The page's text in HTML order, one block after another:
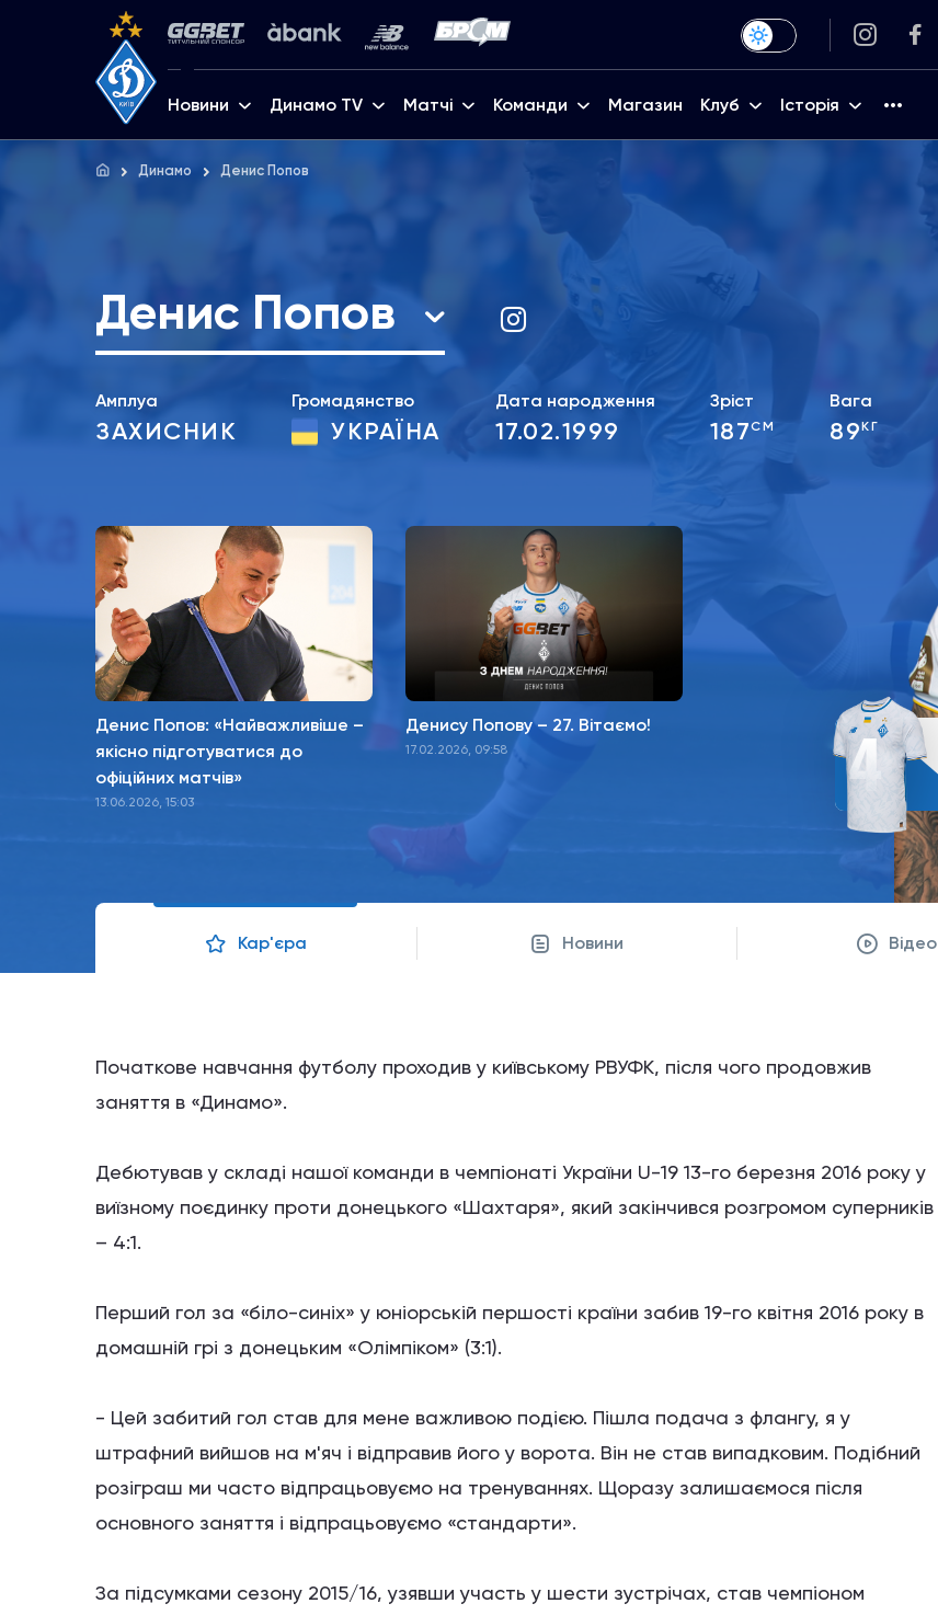
Новини Динамо TV Матчі Команди Магазин Клуб Історія
Динамо Денис Попов
Денис Попов
Амплуа
ЗАХИСНИК
Громадянство
УКРАЇНА
Дата народження
17.02.1999
Зріст
187СМ
Вага
89КГ
Денис Попов: «Найважливіше –
якісно підготуватися до
офіційних матчів»
13.06.2026, 15:03
Денису Попову – 27. Вітаємо!
17.02.2026, 09:58 4
Кар'єра Новини Відео
Початкове навчання футболу проходив у київському РВУФК, після чого продовжив
заняття в «Динамо».
Дебютував у складі нашої команди в чемпіонаті України U-19 13-го березня 2016 року у
виїзному поєдинку проти донецького «Шахтаря», який закінчився розгромом суперників
– 4:1.
Перший гол за «біло-синіх» у юніорській першості країни забив 19-го квітня 2016 року в
домашній грі з донецьким «Олімпіком» (3:1).
- Цей забитий гол став для мене важливою подією. Пішла подача з флангу, я у
штрафний вийшов на м'яч і відправив його у ворота. Він не став випадковим. Подібний
розіграш ми часто відпрацьовуємо на тренуваннях. Щоразу залишаємося після
основного заняття і відпрацьовуємо «стандарти».
За підсумками сезону 2015/16, узявши участь у шести зустрічах, став чемпіоном